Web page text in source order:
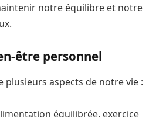
notre équilibre et notre
être personnel
plusieurs aspects de notre vie :
équilibrée, exercice